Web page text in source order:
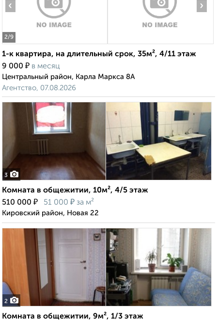
2/9
‹ ›
1-к квартира, на длительный срок, 35м², 4/11 этаж
9 000 ₽ в месяц
Центральный район, Карла Маркса 8А
Агентство, 07.08.2026
3
Комната в общежитии, 10м², 4/5 этаж
510 000 ₽ 51 000 ₽ за м²
Кировский район, Новая 22
2
Комната в общежитии, 9м², 1/3 этаж